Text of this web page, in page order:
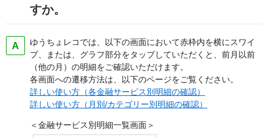
すか。
ゆうちょレコでは、以下の画面において赤枠内を横にスワイ
プ、または、グラフ部分をタップしていただくと、前月以前
（他の月）の明細をご確認いただけます。
各画面への遷移方法は、以下のページをご覧ください。
詳しい使い方（各金融サービス別明細の確認）
詳しい使い方（月別/カテゴリー別明細の確認）
＜金融サービス別明細一覧画面＞